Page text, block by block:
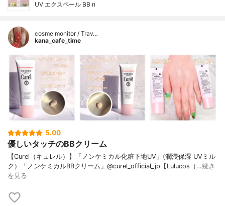
UV エクスペール BB n
cosme monitor / Trav…
kana_cafe_time
5.00
優しいタッチのBBクリーム
【Curel（キュレル）】「ノンケミカル化粧下地UV」(潤浸保湿 UVミル
ク）「ノンケミカルBBクリーム」@curel_official_jp【Lulucos（…続き
を見る